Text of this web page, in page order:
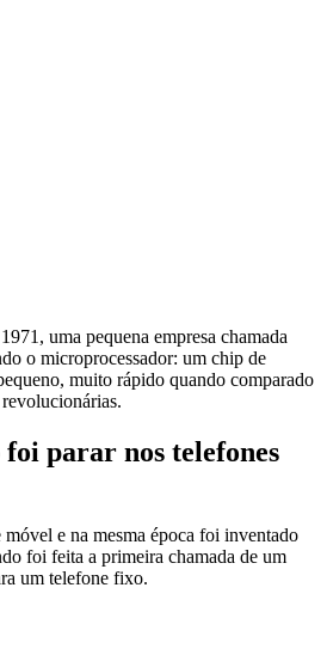
uma pequena empresa chamada
o microprocessador: um chip de
muito rápido quando comparado
parar nos telefones
e na mesma época foi inventado
foi feita a primeira chamada de um
um telefone fixo.